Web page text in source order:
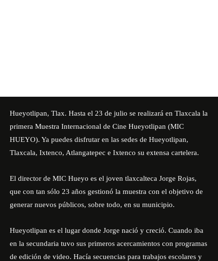
Hueyotlipan, Tlax. Hasta el 23 de julio se realizará en Tlaxcala la
primera Muestra Internacional de Cine Hueyotlipan (MIC
HUEYO). Ya puedes disfrutar en las sedes de Hueyotlipan,
Tlaxcala, Ixtenco, Atlangatepec e Ixtenco su extensa cartelera.
El director de MIC Hueyo es el joven tlaxcalteca Jorge Rojas,
que con tan sólo 23 años gestionó la muestra con el objetivo de
generar nuevos públicos, sobre todo, en su municipio.
Hueyotlipan es el lugar donde Jorge nació y creció. Cuando iba
en la secundaria tuvo sus primeros acercamientos con programas
de edición de video. Hacía secuencias para trabajos escolares y